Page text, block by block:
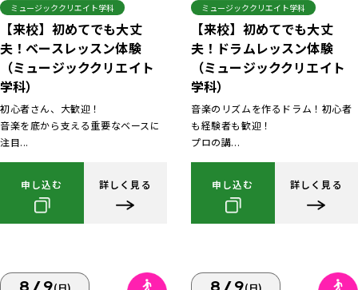
ミュージッククリエイト学科
【来校】初めてでも大丈
夫！ベースレッスン体験
（ミュージッククリエイト
学科）
初心者さん、大歓迎！
音楽を底から支える重要なベースに
注目...
申し込む 詳しく見る
ミュージッククリエイト学科
【来校】初めてでも大丈
夫！ドラムレッスン体験
（ミュージッククリエイト
学科）
音楽のリズムを作るドラム！初心者
も経験者も歓迎！
プロの講...
申し込む 詳しく見る
8/9(日) 8/9(日)